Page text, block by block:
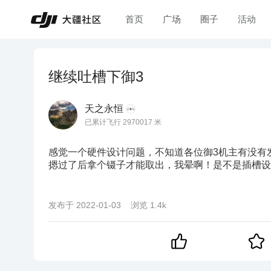
首页 广场 圈子 活动
继续吐槽下御3
天之永恒
已累计飞行 2970017 米
感觉一个硬件设计问题，不知道各位御3机主有没
摁过了后拿个镊子才能取出，我晕啊！是不是插槽
发布于 2022-01-03 浏览 1.4k